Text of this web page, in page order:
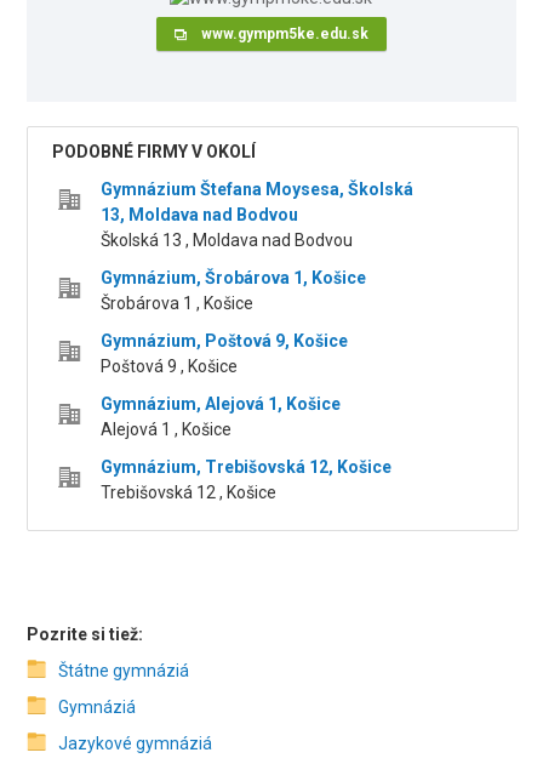
www.gympm5ke.edu.sk
PODOBNÉ FIRMY V OKOLÍ
Gymnázium Štefana Moysesa, Školská
13, Moldava nad Bodvou
Školská 13 , Moldava nad Bodvou
Gymnázium, Šrobárova 1, Košice
Šrobárova 1 , Košice
Gymnázium, Poštová 9, Košice
Poštová 9 , Košice
Gymnázium, Alejová 1, Košice
Alejová 1 , Košice
Gymnázium, Trebišovská 12, Košice
Trebišovská 12 , Košice
Pozrite si tiež:
Štátne gymnáziá
Gymnáziá
Jazykové gymnáziá